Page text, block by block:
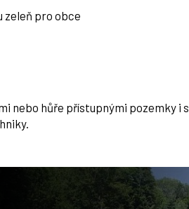
zeleň pro obce
nebo hůře přístupnými pozemky i s